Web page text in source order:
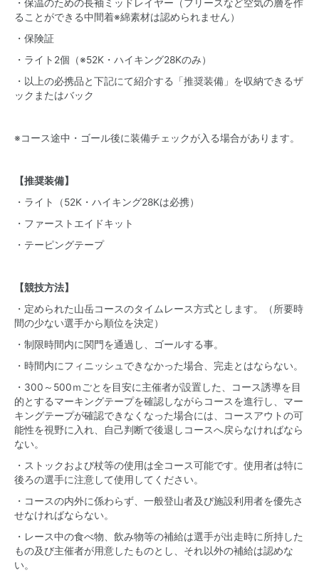
・保温のための長袖ミッドレイヤー（フリースなど空気の層を作
ることができる中間着※綿素材は認められません）
・保険証
・ライト2個（※52K・ハイキング28Kのみ）
・以上の必携品と下記にて紹介する「推奨装備」を収納できるザ
ックまたはバック
※コース途中・ゴール後に装備チェックが入る場合があります。
【推奨装備】
・ライト（52K・ハイキング28Kは必携）
・ファーストエイドキット
・テーピングテープ
【競技方法】
・定められた山岳コースのタイムレース方式とします。（所要時
間の少ない選手から順位を決定）
・制限時間内に関門を通過し、ゴールする事。
・時間内にフィニッシュできなかった場合、完走とはならない。
・300～500ｍごとを目安に主催者が設置した、コース誘導を目
的とするマーキングテープを確認しながらコースを進行し、マー
キングテープが確認できなくなった場合には、コースアウトの可
能性を視野に入れ、自己判断で後退しコースへ戻らなければなら
ない。
・ストックおよび杖等の使用は全コース可能です。使用者は特に
後ろの選手に注意して使用してください。
・コースの内外に係わらず、一般登山者及び施設利用者を優先さ
せなければならない。
・レース中の食べ物、飲み物等の補給は選手が出走時に所持した
もの及び主催者が用意したものとし、それ以外の補給は認めな
い。